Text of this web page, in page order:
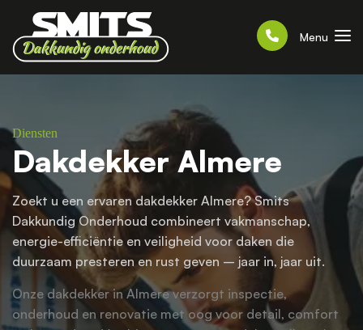
Menu
Diensten
Dakdekker Almere
Zoekt u een ervaren dakdekker Almere? Smits
Dakkundig Onderhoud combineert vakmanschap,
energie-efficiëntie en veiligheid voor daken die
duurzaam presteren en rust geven – jaar in, jaar uit.
Onze dakdekker in Almere verzorgt inspectie,
onderhoud en renovatie met oog voor detail, comfort